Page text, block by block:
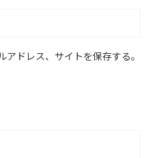
ドレス、サイトを保存する。